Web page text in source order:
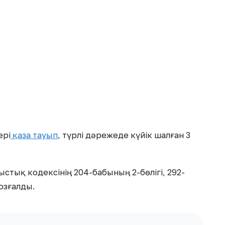
қаза тауып, түрлі дәрежеде күйік шалған 3
кодексінің 204-бабының 2-бөлігі, 292-